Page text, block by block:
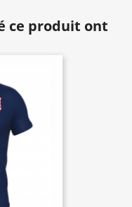
ce produit ont